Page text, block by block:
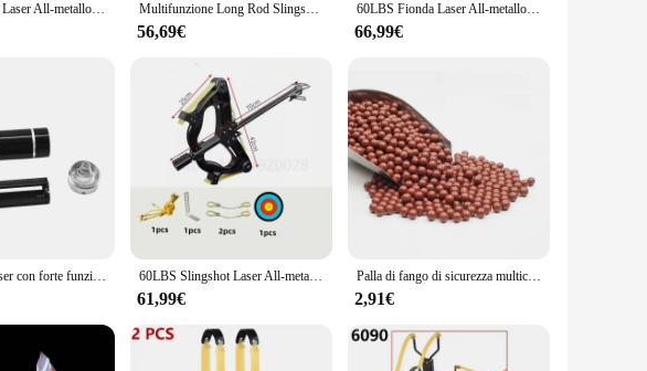
in the hand, reducing fatigue during prolonged use. The lightweight
to be user-friendly, with a straightforward interface that allows for quick
accessories to get started right out of the box, making it a convenient choice
from measuring distances to setting up precise angles for construction or
tool for anyone involved in exterior projects.
60LBS Fionda Laser All-metallo Powershot Caccia Sfera d'acciaio Fionda Arco composito Acciaio Mini Arco composto a infrarossi Set Multifunzione Long Rod Slingshot caccia arco catapulta Precisional Outdoor Laser miring Shooting Equipment Sling Accessories Set
56,69€
60LBS Fionda Laser All-metallo Powershot Caccia Sfera d'acciaio Fionda Arco composito Acciaio Mini Arco composto a infrarossi Set
66,99€
Nuova luce Laser con forte funzione Flash strumenti di caccia accessori per fionda illuminazione forte modalità Multiple disponibili 60LBS Slingshot Laser All-metal Powershot Hunting Steel Ball Slingshot Composite Bow Steel Mini Infrared Compound Bow Set
61,99€
Palla di fango di sicurezza multicolore Fionda Palla in ceramica ultra dura Fionda da caccia all'aperto Palla di fango naturale Allenamento competitivo
2,91€